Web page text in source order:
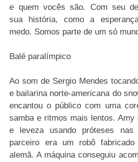
e quem vocês são. Com seu
sua história, como a
medo. Somos parte de um só
Balé paralímpico
Ao som de Sergio Mendes
e bailarina norte-americana do
encantou o público com uma
samba e ritmos mais lentos. Amy
e leveza usando próteses nas
parceiro era um robô
alemã. A máquina conseguiu